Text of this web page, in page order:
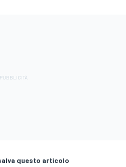
questo articolo